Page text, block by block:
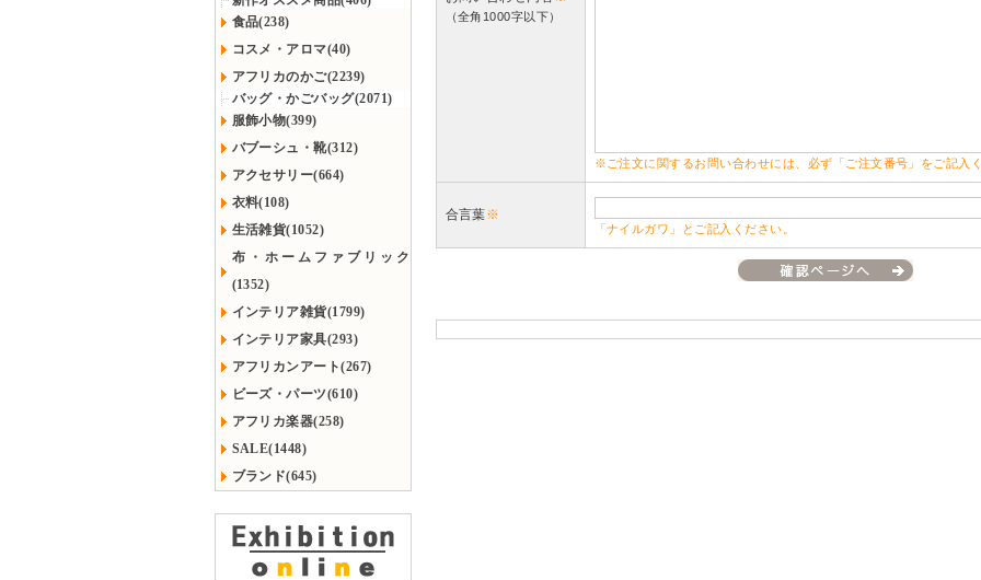
食品(238)
コスメ・アロマ(40)
アフリカのかご(2239)
バッグ・かごバッグ(2071)
服飾小物(399)
バブーシュ・靴(312)
アクセサリー(664)
衣料(108)
生活雑貨(1052)
布・ホームファブリック
(1352)
インテリア雑貨(1799)
インテリア家具(293)
アフリカンアート(267)
ビーズ・パーツ(610)
アフリカ楽器(258)
SALE(1448)
ブランド(645)
（全角1000字以下）
※ご注文に関するお問い合わせには、必ず「ご注文番号」をご記入
合言葉※
「ナイルガワ」とご記入ください。